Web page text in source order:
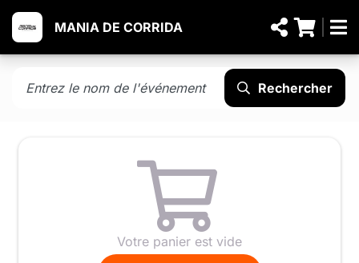
MANIA DE CORRIDA
Rechercher
Votre panier est vide